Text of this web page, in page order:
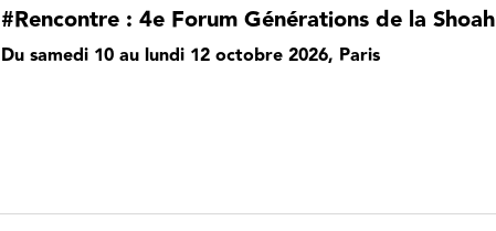
#Rencontre : 4e Forum Générations de la Shoah
Du samedi 10 au lundi 12 octobre 2026, Paris